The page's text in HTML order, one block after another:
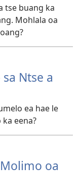
tse buang ka
Mohlala oa
Ntse a
ea hae le
eena?
oa